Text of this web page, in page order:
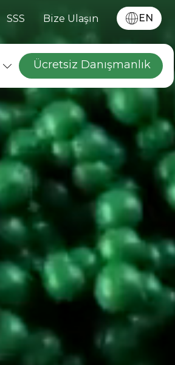
EN
SSS Bize Ulaşın
Ücretsiz Danışmanlık